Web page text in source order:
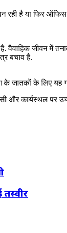
रही है या फिर
वैवाहिक जीवन में
बचाव है.
जातकों के लिए यह
और कार्यस्थल पर